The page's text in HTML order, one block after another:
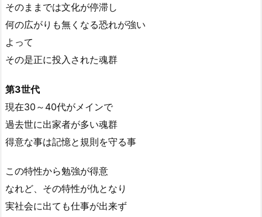
そのままでは文化が停滞し
何の広がりも無くなる恐れが強い
よって
その是正に投入された魂群
第3世代
現在30～40代がメインで
過去世に出家者が多い魂群
得意な事は記憶と規則を守る事
この特性から勉強が得意
なれど、その特性が仇となり
実社会に出ても仕事が出来ず